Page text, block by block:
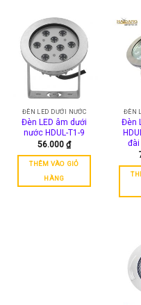
này
có
nhiều
biến
thể.
Các
tùy
chọn
có
thể
được
chọn
trên
trang
ĐÈN LED DƯỚI NƯỚC
Đèn LED âm dưới
nước HDUL-T1-9
56.000 ₫
THÊM VÀO GIỎ
HÀNG
ĐÈN
Đèn